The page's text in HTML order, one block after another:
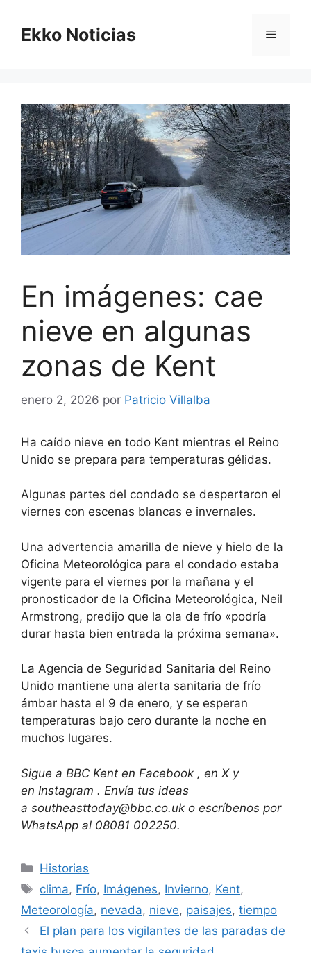
contenido
Ekko Noticias Menú
En imágenes: cae
nieve en algunas
zonas de Kent
enero 2, 2026 por Patricio Villalba
Ha caído nieve en todo Kent mientras el Reino
Unido se prepara para temperaturas gélidas.
Algunas partes del condado se despertaron el
viernes con escenas blancas e invernales.
Una advertencia amarilla de nieve y hielo de la
Oficina Meteorológica para el condado estaba
vigente para el viernes por la mañana y el
pronosticador de la Oficina Meteorológica, Neil
Armstrong, predijo que la ola de frío «podría
durar hasta bien entrada la próxima semana».
La Agencia de Seguridad Sanitaria del Reino
Unido mantiene una alerta sanitaria de frío
ámbar hasta el 9 de enero, y se esperan
temperaturas bajo cero durante la noche en
muchos lugares.
Sigue a BBC Kent en Facebook , en Xy
en Instagram . Envía tus ideas
a southeasttoday@bbc.co.uk o escríbenos por
WhatsApp al 08081 002250.
Categorías
Historias
Etiquetas
clima, Frío, Imágenes, Invierno, Kent,
Meteorología, nevada, nieve, paisajes, tiempo
El plan para los vigilantes de las paradas de